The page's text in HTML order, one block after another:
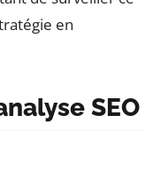
en
SEO